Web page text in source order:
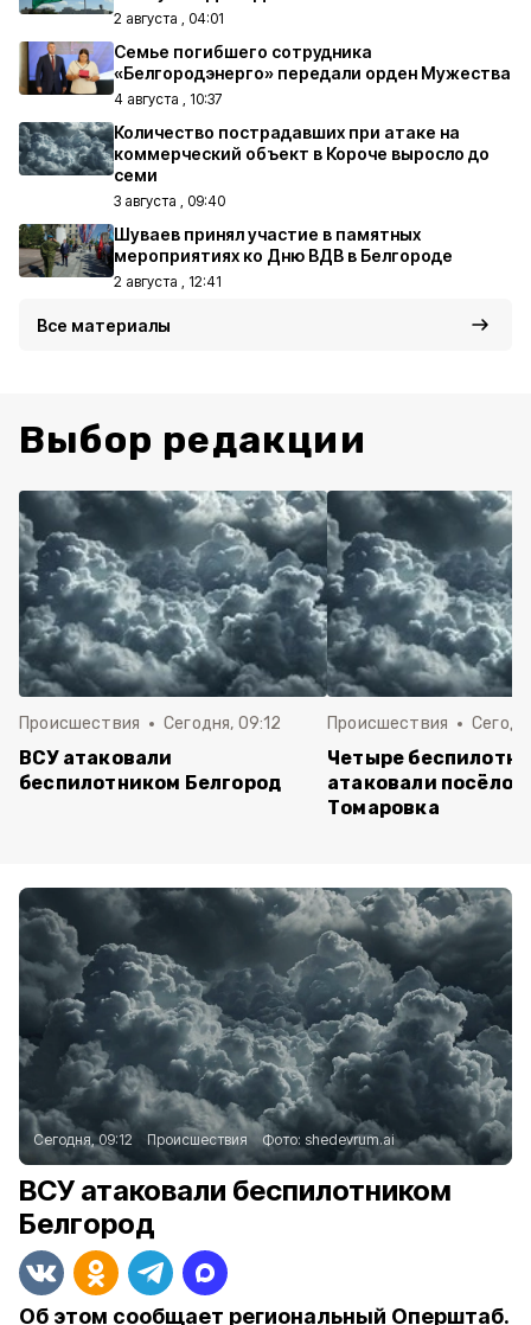
2 августа , 04:01
Семье погибшего сотрудника
«Белгородэнерго» передали орден Мужества
4 августа , 10:37
Количество пострадавших при атаке на
коммерческий объект в Короче выросло до
семи
3 августа , 09:40
Шуваев принял участие в памятных
мероприятиях ко Дню ВДВ в Белгороде
2 августа , 12:41
Все материалы
Выбор редакции
Происшествия Сегодня, 09:12
ВСУ атаковали
беспилотником Белгород
Происшествия
Четыре
атаковали посёлок
Томаровка
Сегодня, 09:12 Происшествия Фото: shedevrum.ai
ВСУ атаковали беспилотником
Белгород
Об этом сообщает региональный Оперштаб.